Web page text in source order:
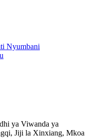
Nyumbani
ya Viwanda ya
Jiji la Xinxiang, Mkoa